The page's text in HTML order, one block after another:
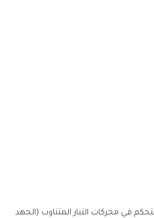
في محركات التيار المتناوب (الجهد